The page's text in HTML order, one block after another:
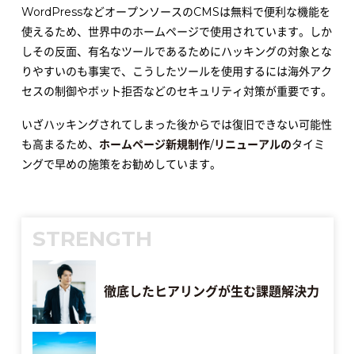
WordPressなどオープンソースのCMSは無料で便利な機能を
使えるため、世界中のホームページで使用されています。しか
しその反面、有名なツールであるためにハッキングの対象とな
りやすいのも事実で、こうしたツールを使用するには海外アク
セスの制御やボット拒否などのセキュリティ対策が重要です。
いざハッキングされてしまった後からでは復旧できない可能性
も高まるため、 ホームページ新規制作/リニューアルのタイミ
ングで早めの施策をお勧めしています。
STRENGTH
徹底したヒアリングが生む課題解決力